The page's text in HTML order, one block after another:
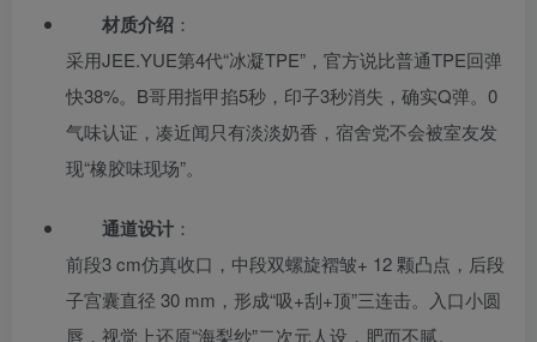
材质介绍 ：
采用JEE.YUE第4代“冰凝TPE”，官方说比普通TPE回弹
快38%。B哥用指甲掐5秒，印子3秒消失，确实Q弹。0
气味认证，凑近闻只有淡淡奶香，宿舍党不会被室友发
现“橡胶味现场”。
通道设计 ：
前段3 cm仿真收口，中段双螺旋褶皱+ 12 颗凸点，后段
子宫囊直径 30 mm，形成“吸+刮+顶”三连击。入口小圆
唇，视觉上还原“海梨纱”二次元人设，肥而不腻。